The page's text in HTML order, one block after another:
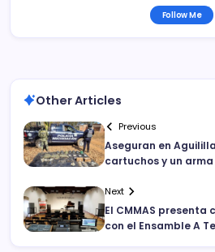
Follow Me
Other Articles
Previous
Aseguran en
cartuchos y un arma
Next
El CMMAS
con el Ensamble A